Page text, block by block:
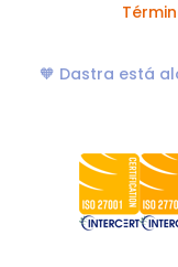
🧡 Dastra está